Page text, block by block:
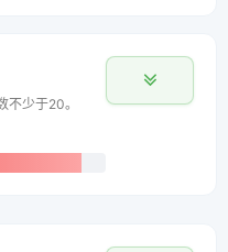
不少于20。